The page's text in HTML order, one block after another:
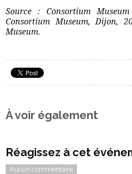
Source : Consortium
Consortium Museum, Dijon,
Museum.
À voir également
Réagissez à cet
Aucun commentaire